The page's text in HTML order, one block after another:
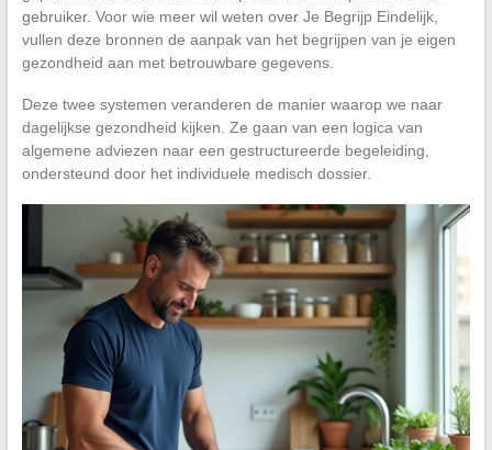
gebruiker. Voor wie meer wil weten over Je Begrijp Eindelijk,
vullen deze bronnen de aanpak van het begrijpen van je eigen
gezondheid aan met betrouwbare gegevens.
Deze twee systemen veranderen de manier waarop we naar
dagelijkse gezondheid kijken. Ze gaan van een logica van
algemene adviezen naar een gestructureerde begeleiding,
ondersteund door het individuele medisch dossier.